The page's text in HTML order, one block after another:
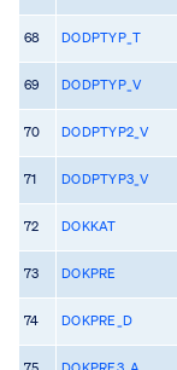
68 DODPTYP_T
69 DODPTYP_V
70 DODPTYP2_V
71 DODPTYP3_V
72 DOKKAT
73 DOKPRE
74 DOKPRE_D